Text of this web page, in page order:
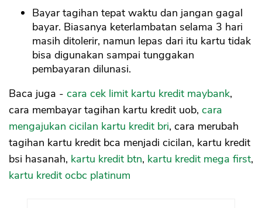
Bayar tagihan tepat waktu dan jangan gagal
bayar. Biasanya keterlambatan selama 3 hari
masih ditolerir, namun lepas dari itu kartu tidak
bisa digunakan sampai tunggakan
pembayaran dilunasi.
Baca juga - cara cek limit kartu kredit maybank,
cara membayar tagihan kartu kredit uob, cara
mengajukan cicilan kartu kredit bri, cara merubah
tagihan kartu kredit bca menjadi cicilan, kartu kredit
bsi hasanah, kartu kredit btn, kartu kredit mega first,
kartu kredit ocbc platinum